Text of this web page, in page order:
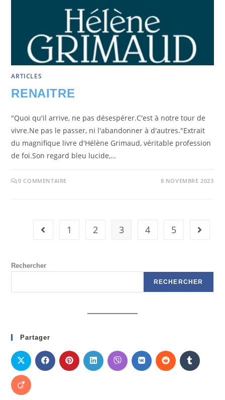
ARTICLES
RENAITRE
"Quoi qu'il arrive, ne pas désespérer.C'est à notre tour de
vivre.Ne pas le passer, ni l'abandonner à d'autres."Extrait
du magnifique livre d'Hélène Grimaud, véritable profession
de foi.Son regard bleu lucide,…
0 COMMENTAIRE 8 NOVEMBRE 2023
1 2 3 4 5
Rechercher
RECHERCHER
Partager